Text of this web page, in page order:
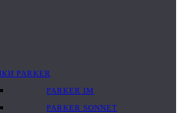
PARKER
PARKER IM
PARKER SONNET